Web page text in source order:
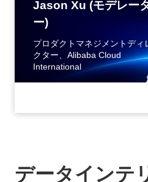
Jason Xu (モデレー
ー)
プロダクトマネジメントディ
クター、Alibaba Cloud
International
データインテ